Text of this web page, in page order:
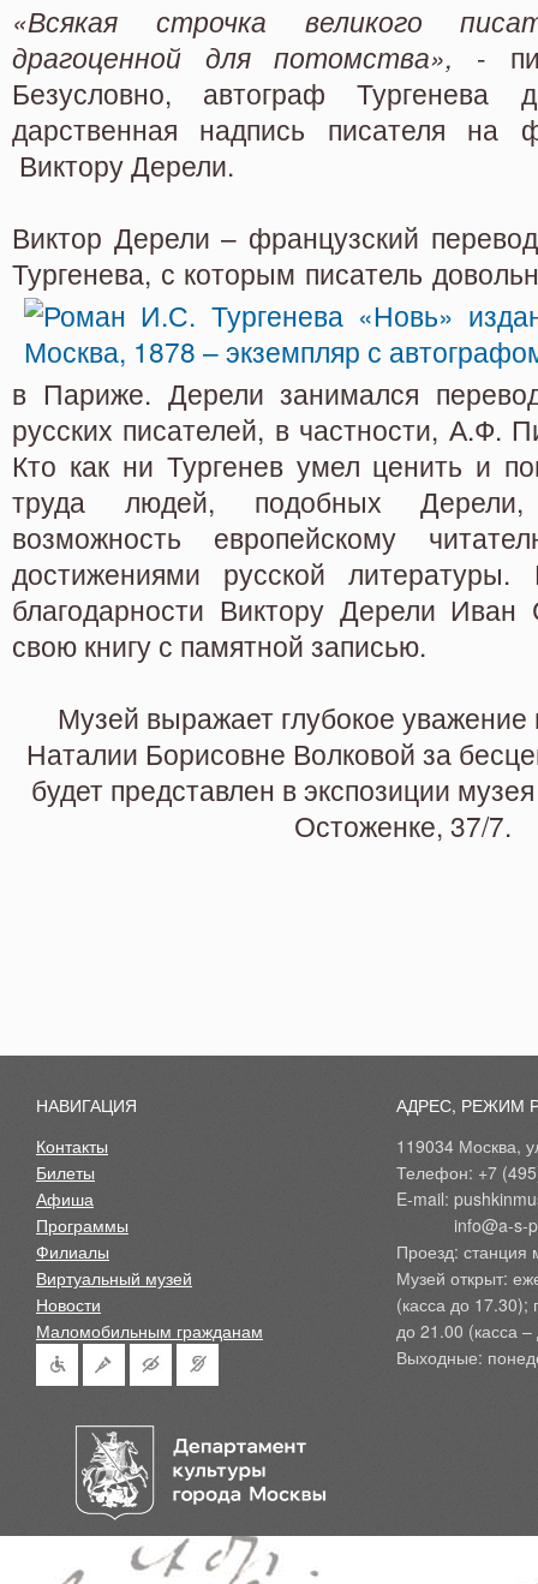
«Всякая строчка великого
драгоценной для потомства», -
Безусловно, автограф Тургенева
дарственная надпись писателя на
Виктору Дерели.
Виктор Дерели – французский
Тургенева, с которым писатель
в Париже. Дерели занимался
русских писателей, в частности, А.Ф.
Кто как ни Тургенев умел ценить и
труда людей, подобных Дерели,
возможность европейскому
достижениями русской
благодарности Виктору Дерели Иван
свою книгу с памятной записью.
Музей выражает глубокое уважение
Наталии Борисовне Волковой за
будет представлен в экспозиции
Остоженке, 37/7.
НАВИГАЦИЯ
Контакты
Билеты
Афиша
Программы
Филиалы
Виртуальный музей
Новости
Маломобильным гражданам
АДРЕС, РЕЖИМ
119034 Москва,
Телефон: +7
E-mail:
Проезд: станция
Музей открыт:
(касса до 17.30);
до 21.00 (касса
Выходные: